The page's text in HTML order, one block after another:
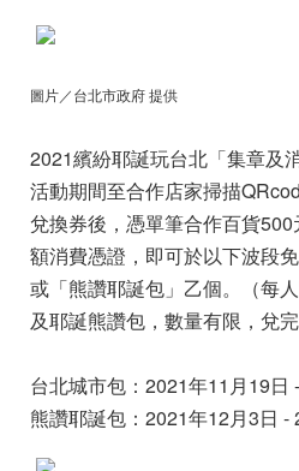
圖片／台北市政府 提供
2021繽紛耶誕玩台北「集章及
活動期間至合作店家掃描
兌換券後，憑單筆合作百貨
額消費憑證，即可於以下波段
或「熊讚耶誕包」乙個。（每
及耶誕熊讚包，數量有限，兌完
台北城市包：2021年11月19日
熊讚耶誕包：2021年12月3日 -